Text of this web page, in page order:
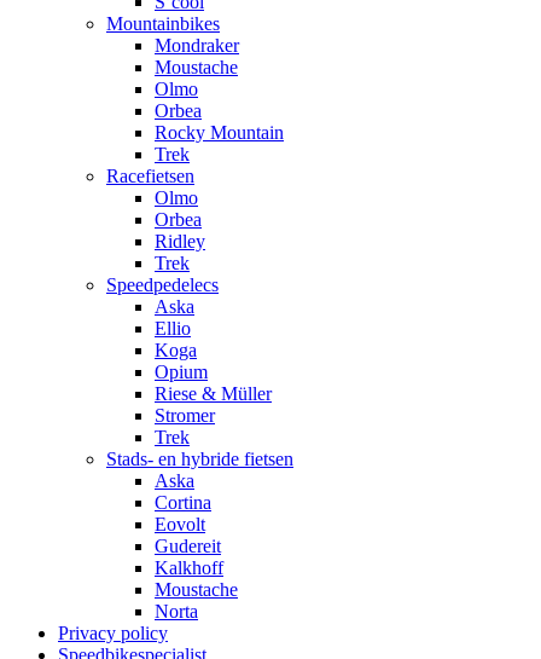
Mountainbikes
Mondraker
Moustache
Olmo
Orbea
Rocky Mountain
Trek
Racefietsen
Olmo
Orbea
Ridley
Trek
Speedpedelecs
Aska
Ellio
Koga
Opium
Riese & Müller
Stromer
Trek
Stads- en hybride fietsen
Aska
Cortina
Eovolt
Gudereit
Kalkhoff
Moustache
Norta
Privacy policy
Speedbikespecialist